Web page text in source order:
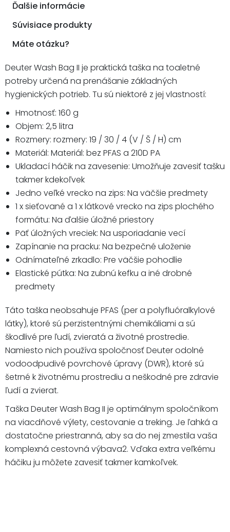
Ďalšie informácie
Súvisiace produkty
Máte otázku?
Deuter Wash Bag II je praktická taška na toaletné
potreby určená na prenášanie základných
hygienických potrieb. Tu sú niektoré z jej vlastností:
Hmotnosť: 160 g
Objem: 2,5 litra
Rozmery: rozmery: 19 / 30 / 4 (V / Š / H) cm
Materiál: Materiál: bez PFAS a 210D PA
Ukladací háčik na zavesenie: Umožňuje zavesiť tašku
takmer kdekoľvek
Jedno veľké vrecko na zips: Na väčšie predmety
1 x sieťované a 1 x látkové vrecko na zips plochého
formátu: Na ďalšie úložné priestory
Päť úložných vreciek: Na usporiadanie vecí
Zapínanie na pracku: Na bezpečné uloženie
Odnímateľné zrkadlo: Pre väčšie pohodlie
Elastické pútka: Na zubnú kefku a iné drobné
predmety
Táto taška neobsahuje PFAS (per a polyfluóralkylové
látky), ktoré sú perzistentnými chemikáliami a sú
škodlivé pre ľudí, zvieratá a životné prostredie.
Namiesto nich používa spoločnosť Deuter odolné
vodoodpudivé povrchové úpravy (DWR), ktoré sú
šetrné k životnému prostrediu a neškodné pre zdravie
ľudí a zvierat.
Taška Deuter Wash Bag II je optimálnym spoločníkom
na viacdňové výlety, cestovanie a treking. Je ľahká a
dostatočne priestranná, aby sa do nej zmestila vaša
komplexná cestovná výbava2. Vďaka extra veľkému
háčiku ju môžete zavesiť takmer kamkoľvek.